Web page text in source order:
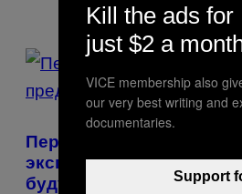
POSTS
BY
THIS
AUTHOR
Переосмыслить
экспертов
будущее
Kill the ads for
just $2 a
VICE membership also
our very best writing and
documentaries.
Support